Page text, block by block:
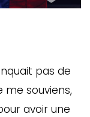
pas de
me souviens,
avoir une